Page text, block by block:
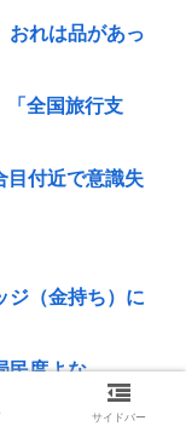
おれは品があっ
「全国旅行支
目付近で意識失
ジ（金持ち）に
民度よな
かった理由サイドバー